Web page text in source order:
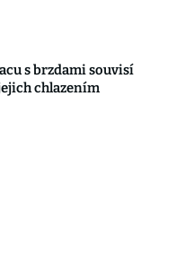
s brzdami souvisí
chlazením